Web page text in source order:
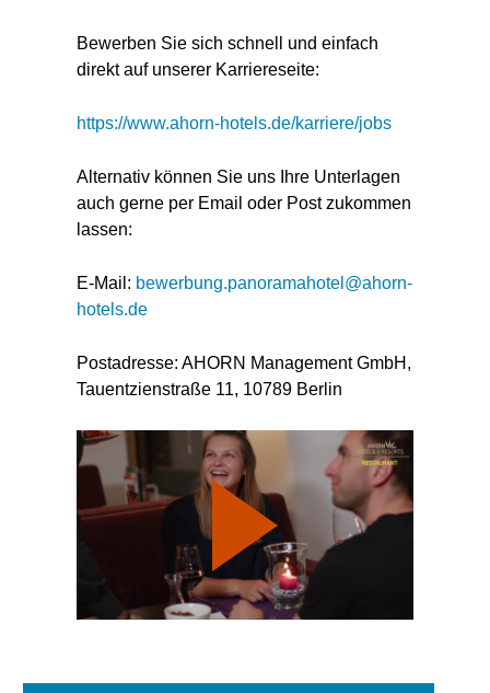
Bewerben Sie sich schnell und einfach
direkt auf unserer Karriereseite:
https://www.ahorn-hotels.de/karriere/jobs
Alternativ können Sie uns Ihre Unterlagen
auch gerne per Email oder Post zukommen
lassen:
E-Mail: bewerbung.panoramahotel@ahorn-
hotels.de
Postadresse: AHORN Management GmbH,
Tauentzienstraße 11, 10789 Berlin